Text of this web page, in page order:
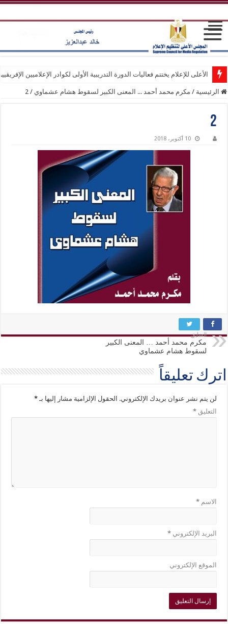
الأعلى للإعلام يختتم فعاليات الدورة التدريبية الأولى لكوادر الإعلاميين
الرئيسية / مكرم محمد أحمد ... المعنى الكبير لسقوط هشام عشماوي /
2
2
10 أكتوبر، 2018
السابق
مكرم محمد أحمد … المعنى الكبير
لسقوط هشام عشماوي
اترك تعليقاً
لن يتم نشر عنوان بريدك الإلكتروني. الحقول الإلزامية مشار إليها بـ*
التعليق*
الاسم*
البريد الإلكتروني*
الموقع الإلكتروني